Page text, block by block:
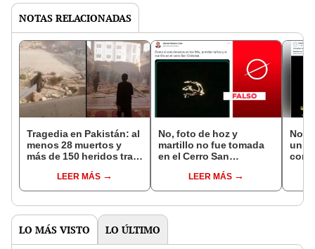
NOTAS RELACIONADAS
Tragedia en Pakistán: al
menos 28 muertos y
más de 150 heridos tras
LEER MÁS
No, foto de hoz y
martillo no fue tomada
en el Cerro San
LEER MÁS
No,
un
LO MÁS VISTO LO ÚLTIMO